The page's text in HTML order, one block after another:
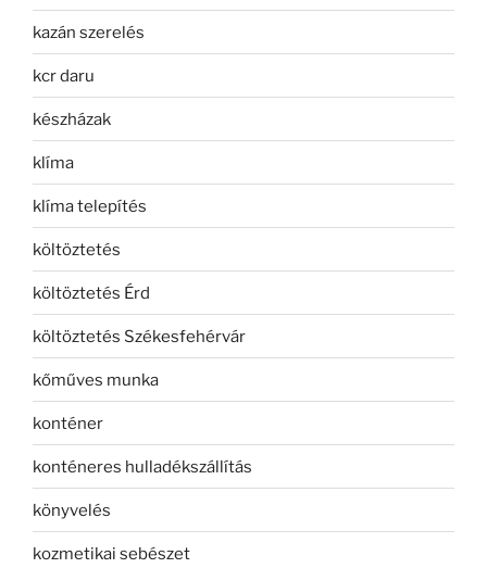
kazán szerelés
kcr daru
készházak
klíma
klíma telepítés
költöztetés
költöztetés Érd
költöztetés Székesfehérvár
kőműves munka
konténer
konténeres hulladékszállítás
könyvelés
kozmetikai sebészet